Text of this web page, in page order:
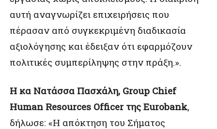
αυτή αναγνωρίζει επιχειρήσεις που
πέρασαν από συγκεκριμένη διαδικασία
αξιολόγησης και έδειξαν ότι εφαρμόζουν
πολιτικές συμπερίληψης στην πράξη.».
Η κα Νατάσσα Πασχάλη, Group Chief
Human Resources Officerτης Eurobank,
δήλωσε: «Η απόκτηση του Σήματος